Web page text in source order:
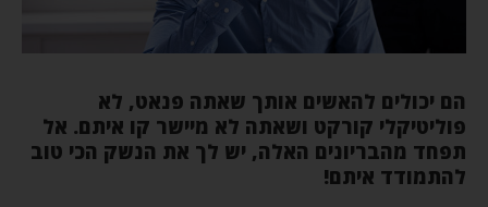
הם יכולים להאשים אותך שאתה פנאט, לא
פוליטיקלי קורקט ושאתה לא מיישר קו איתם. אל
תפחד מהבריונים האלה, יש לך את הנשק הכי טוב
להתמודד איתם!